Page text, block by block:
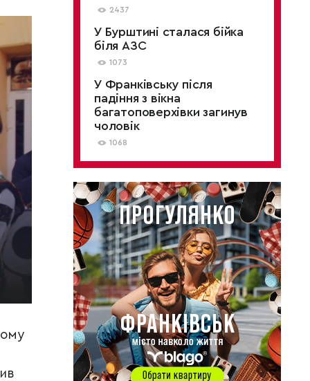
2437
У Бурштині сталася бійка
біля АЗС
1073
У Франківську після
падіння з вікна
багатоповерхівки загинув
чоловік
1068